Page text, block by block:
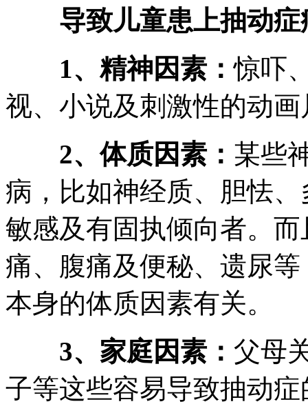
导致儿童患上抽动
1、精神因素：惊吓
视、小说及刺激性的动画
2、体质因素： 某些
病，比如神经质、胆怯
敏感及有固执倾向者。
痛、腹痛及便秘、遗尿
本身的体质因素有关。
3、家庭因素： 父母
子等这些容易导致抽动